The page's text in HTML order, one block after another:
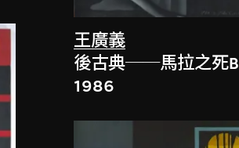
王廣義
後古典──馬拉之死B
1986